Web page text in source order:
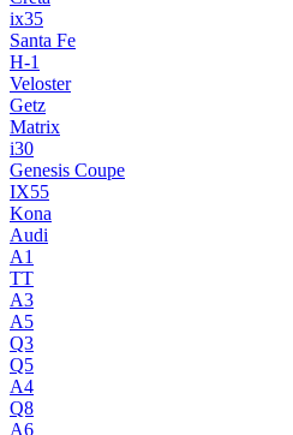
ix35
Santa Fe
H-1
Veloster
Getz
Matrix
i30
Genesis Coupe
IX55
Kona
Audi
A1
TT
A3
A5
Q3
Q5
A4
Q8
A6